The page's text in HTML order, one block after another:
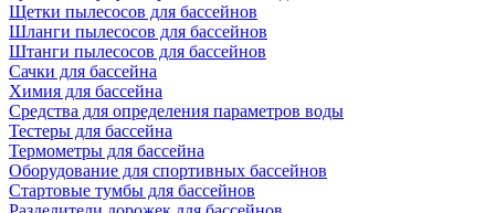
Щетки пылесосов для бассейнов
Шланги пылесосов для бассейнов
Штанги пылесосов для бассейнов
Сачки для бассейна
Химия для бассейна
Средства для определения параметров воды
Тестеры для бассейна
Термометры для бассейна
Оборудование для спортивных бассейнов
Стартовые тумбы для бассейнов